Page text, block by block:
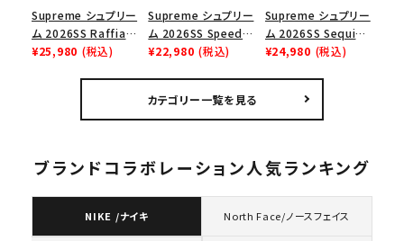
Supreme シュプリー
ム 2026SS Raffia
Mesh Back 5-Panel
¥25,980 (税込)
Supreme シュプリー
ム 2026SS Speed
Tee スピードTシャツ
¥22,980 (税込)
Supreme シュプリー
ム 2026SS Sequin
Denim Classic
シックロゴ 6パネルキ
ャップ ブラック
¥24,980 (税込)
カテゴリー一覧を見る
ブランドコラボレーション人気ランキング
NIKE /ナイキ North Face/ノースフェイス